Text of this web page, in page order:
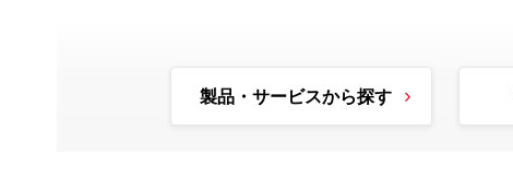
製品・サービスから探す